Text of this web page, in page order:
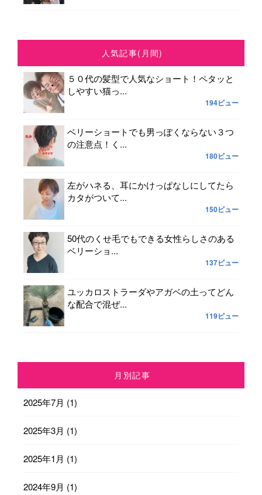
人気記事(月間)
５０代の髪型で人気なショート！ペタッと
しやすい猫っ...
194ビュー
ベリーショートでも男っぽくならない３つ
の注意点！く...
180ビュー
左がハネる、耳にかけっぱなしにしてたら
カタがついて...
150ビュー
50代のくせ毛でもできる女性らしさのある
ベリーショ...
137ビュー
ユッカロストラーダやアガベの土ってどん
な配合で混ぜ...
119ビュー
月別記事
2025年7月 (1)
2025年3月 (1)
2025年1月 (1)
2024年9月 (1)